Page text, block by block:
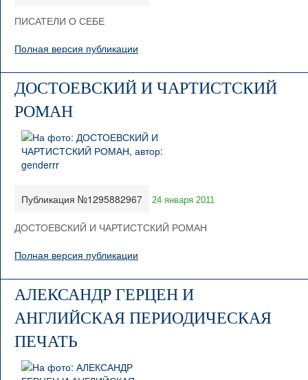
ПИСАТЕЛИ О СЕБЕ
Полная версия публикации
ДОСТОЕВСКИЙ И ЧАРТИСТСКИЙ
РОМАН
Публикация №1295882967 24 января 2011
ДОСТОЕВСКИЙ И ЧАРТИСТСКИЙ РОМАН
Полная версия публикации
АЛЕКСАНДР ГЕРЦЕН И
АНГЛИЙСКАЯ ПЕРИОДИЧЕСКАЯ
ПЕЧАТЬ